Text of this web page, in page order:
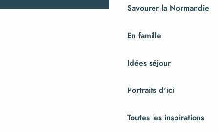
Savourer la Normandie
En famille
Idées séjour
Portraits d'ici
Toutes les inspirations
Artisans d’art